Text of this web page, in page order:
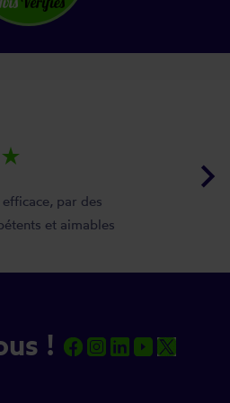
keyboard_arrow_right
star_rate
par des
et aimables
!